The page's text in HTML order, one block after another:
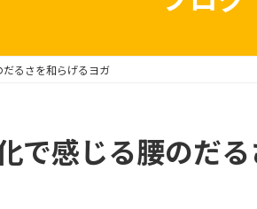
るさを和らげるヨガ
で感じる腰のだる